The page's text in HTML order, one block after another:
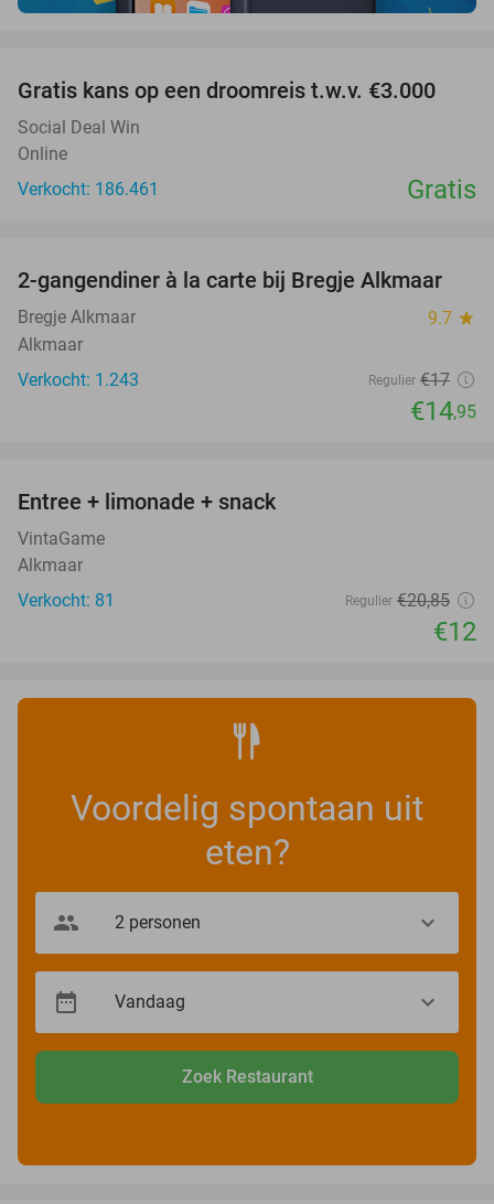
Gratis kans op een droomreis t.w.v. €3.000
Social Deal Win
Online
Verkocht: 186.461
Gratis
12%
2-gangendiner à la carte bij Bregje Alkmaar
Bregje Alkmaar 9.7 star
Alkmaar
Verkocht: 1.243
Regulier €17
€14,95
Entree + limonade + snack
VintaGame
Alkmaar
Verkocht: 81
Regulier €20,85
€12
Voordelig spontaan uit
eten?
Zoek Restaurant